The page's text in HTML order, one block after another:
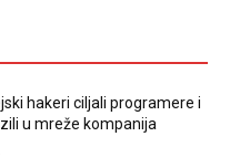
hakeri ciljali programere i
u mreže kompanija